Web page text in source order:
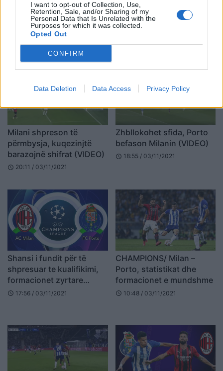
I want to opt-out of Collection, Use,
Retention, Sale, and/or Sharing of my
Personal Data that Is Unrelated with the
Purposes for which it was collected.
Opted Out
CONFIRM
Data Deletion Data Access Privacy Policy
Liverpool-Porto,
portugezët në “luftë” për
të ruajtur vendin e dytë
(FOTO LAJM)
20:04 / 24/11/2021
kualfikimi mbetet
pothuajse i pamundur
(VIDEO)
Milani shpreson të
përmbysja, kuqezinjtë
barazojnë shifrat (VIDEO)
schedule 20:11 / 03/11/2021
Zhbllokohet sfida, Porto
befason Milanin (VIDEO)
schedule 18:55 / 03/11/2021
Shansi i fundit për të
shpresuar te kualifikimi,
formacionet zyrtare
Milan-Porto
schedule 17:56 / 03/11/2021
CHAMPIONS/ Milan –
Porto, statistikat dhe
formacionet e mundshme
schedule 10:48 / 03/11/2021